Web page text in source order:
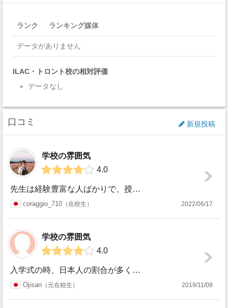
ランク ランキング媒体
データがありません
ILAC・トロント校の相対評価
データなし
口コミ 新規投稿
学校の雰囲気
4.0
先生は経験豊富な人ばかりで、授業や課題も生徒の理解度に合わせて進めてくれるので助かってます。 私の入学した時期はコロナの影響が日本人が少なく南米やトルコの...
coraggio_710 在校生 2022/06/17
学校の雰囲気
4.0
入学式の時、日本人の割合が多く、殆ど日本人ばかりかなと思っていましたが、授業が始まると南米系の人やアジア系等、様々な国籍の生徒が在籍しており更にメインクラ...
Ojisan 元在校生 2019/11/08